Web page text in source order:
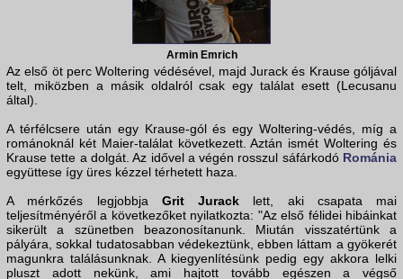
Armin Emrich
Az első öt perc Woltering védésével, majd Jurack és Krause góljával
telt, miközben a másik oldalról csak egy találat esett (Lecusanu
által).
A térfélcsere után egy Krause-gól és egy Woltering-védés, míg a
románoknál két Maier-találat következett. Aztán ismét Woltering és
Krause tette a dolgát. Az idővel a végén rosszul sáfárkodó Románia
együttese így üres kézzel térhetett haza.
A mérkőzés legjobbja Grit Jurack lett, aki csapata mai
teljesítményéről a következőket nyilatkozta: "Az első félidei hibáinkat
sikerült a szünetben beazonosítanunk. Miután visszatértünk a
pályára, sokkal tudatosabban védekeztünk, ebben láttam a gyökerét
magunkra találásunknak. A kiegyenlítésünk pedig egy akkora lelki
pluszt adott nekünk, ami hajtott tovább egészen a végső